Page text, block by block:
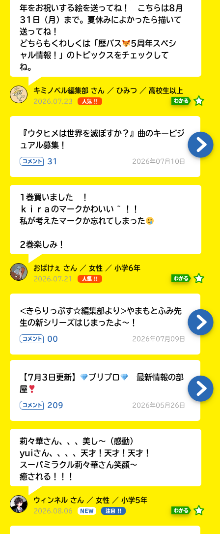
年をお祝いする絵を送ってね！ こちらは8月
31日（月）まで。夏休みによかったら描いて
送ってね！
どちらもくわしくは「歴バス
5周年スペシ
ャル情報！」のトピックスをチェックして
ね。
キミノベル編集部 さん ／ ひみつ ／ 高校生以上
2026.07.23 人気 !! わかる
『ウタヒメは世界を滅ぼすか？』曲のキービジ
ュアル募集！
コメント 31 2026年07月10日
1巻買いました ！
ｋｉｒａのマークかわいい ~ ！！
私が考えたマークか忘れてしまった
2巻楽しみ！
おばけぇ さん ／ 女性 ／ 小学6年
2026.07.21 人気 !! わかる
<きらりっぷす☆編集部より>やまもとふみ先
生の新シリーズはじまったよ～！
コメント 00 2026年07月09日
【7月3日更新】 プリプロ
最新情報の部
屋
コメント 209 2026年05月26日
莉々華さん、、、美し〜（感動）
yuiさん、、、、天才！天才！天才！
スーパミラクル莉々華さん笑顔〜
癒される！！！
ウィンネル さん ／ 女性 ／ 小学5年
2026.08.06 NEW 注目 !! わかる